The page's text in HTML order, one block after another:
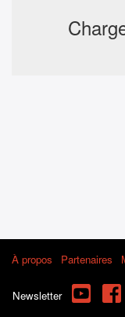
À propos Partenaires
Newsletter YouTube